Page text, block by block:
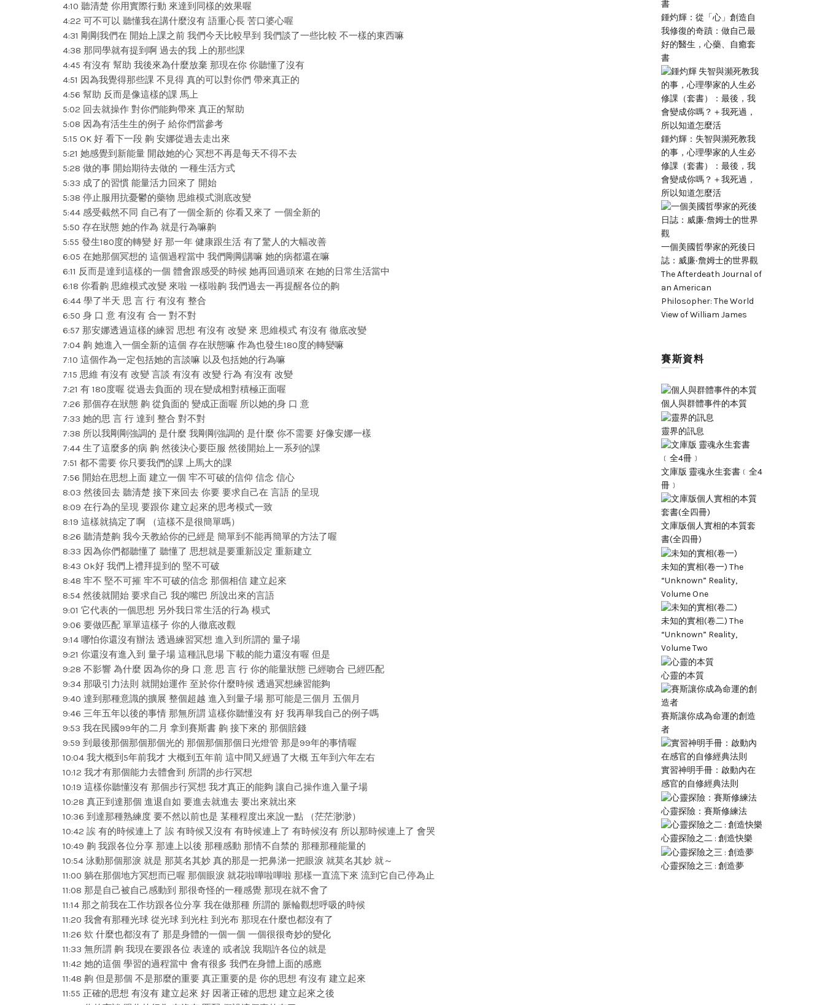
4:10 聽清楚 你用實際行動 來達到同樣的效果喔
4:22 可不可以 聽懂我在講什麼沒有 語重心長 苦口婆心喔
4:31 剛剛我們在 開始上課之前 我們今天比較早到 我們談了一些比較 不一樣的東西嘛
4:38 那同學就有提到啊 過去的我 上的那些課
4:45 有沒有 幫助 我後來為什麼放棄 那現在你 你聽懂了沒有
4:51 因為我覺得那些課 不見得 真的可以對你們 帶來真正的
4:56 幫助 反而是像這樣的課 馬上
5:02 回去就操作 對你們能夠帶來 真正的幫助
5:08 因為有活生生的例子 給你們當參考
5:15 OK 好 看下一段 齁 安娜從過去走出來
5:21 她感覺到新能量 開啟她的心 冥想不再是每天不得不去
5:28 做的事 開始期待去做的 一種生活方式
5:33 成了的習慣 能量活力回來了 開始
5:38 停止服用抗憂鬱的藥物 思維模式測底改變
5:44 感受截然不同 自己有了一個全新的 你看又來了 一個全新的
5:50 存在狀態 她的作為 就是行為嘛齁
5:55 發生180度的轉變 好 那一年 健康跟生活 有了驚人的大幅改善
6:05 在她那個冥想的 這個過程當中 我們剛剛講嘛 她的病都還在嘛
6:11 反而是達到這樣的一個 體會跟感受的時候 她再回過頭來 在她的日常生活當中
6:18 你看齁 思維模式改變 來啦 一樣啦齁 我們過去一再提醒各位的齁
6:44 學了半天 思 言 行 有沒有 整合
6:50 身 口 意 有沒有 合一 對不對
6:57 那安娜透過這樣的練習 思想 有沒有 改變 來 思維模式 有沒有 徹底改變
7:04 齁 她進入一個全新的這個 存在狀態嘛 作為也發生180度的轉變嘛
7:10 這個作為一定包括她的言談嘛 以及包括她的行為嘛
7:15 思維 有沒有 改變 言談 有沒有 改變 行為 有沒有 改變
7:21 有 180度喔 從過去負面的 現在變成相對積極正面喔
7:26 那個存在狀態 齁 從負面的 變成正面喔 所以她的身 口 意
7:33 她的思 言 行 達到 整合 對不對
7:38 所以我剛剛強調的 是什麼 我剛剛強調的 是什麼 你不需要 好像安娜一樣
7:44 生了這麼多的病 齁 然後決心要臣服 然後開始上一系列的課
7:51 都不需要 你只要我們的課 上馬大的課
7:56 開始在思想上面 建立一個 牢不可破的信仰 信念 信心
8:03 然後回去 聽清楚 接下來回去 你要 要求自己在 言語 的呈現
8:09 在行為的呈現 要跟你 建立起來的思考模式一致
8:19 這樣就搞定了啊 （這樣不是很簡單嗎）
8:26 聽清楚齁 我今天教給你的已經是 簡單到不能再簡單的方法了喔
8:33 因為你們都聽懂了 聽懂了 思想就是要重新設定 重新建立
8:43 Ok好 我們上禮拜提到的 堅不可破
8:48 牢不 堅不可摧 牢不可破的信念 那個相信 建立起來
8:54 然後就開始 要求自己 我的嘴巴 所說出來的言語
9:01 它代表的一個思想 另外我日常生活的行為 模式
9:06 要做匹配 單單這樣子 你的人徹底改觀
9:14 哪怕你還沒有辦法 透過練習冥想 進入到所謂的 量子場
9:21 你還沒有進入到 量子場 這種訊息場 下載的能力還沒有喔 但是
9:28 不影響 為什麼 因為你的身 口 意 思 言 行 你的能量狀態 已經吻合 已經匹配
9:34 那吸引力法則 就開始運作 至於你什麼時候 透過冥想練習能夠
9:40 達到那種意識的擴展 整個超越 進入到量子場 那可能是三個月 五個月
9:46 三年五年以後的事情 那無所謂 這樣你聽懂沒有 好 我再舉我自己的例子嗎
9:53 我在民國99年的二月 拿到賽斯書 齁 接下來的 那個賠錢
9:59 到最後那個那個那個光的 那個那個那個日光燈管 那是99年的事情喔
10:04 我大概到5年前我才 大概到五年前 這中間又經過了大概 五年到六年左右
10:12 我才有那個能力去體會到 所謂的步行冥想
10:19 這樣你聽懂沒有 那個步行冥想 我才真正的能夠 讓自己操作進入量子場
10:28 真正到達那個 進退自如 要進去就進去 要出來就出來
10:36 到達那種熟練度 要不然以前也是 某種程度出來說一點 （茫茫渺渺）
10:42 誒 有的時候連上了 誒 有時候又沒有 有時候連上了 有時候沒有 所以那時候連上了 會哭
10:49 齁 我跟各位分享 那連上以後 那種感動 那情不自禁的 那種那種能量的
10:54 泳動那個那淚 就是 那莫名其妙 真的那是一把鼻涕一把眼淚 就莫名其妙 就～
11:00 躺在那個地方冥想而已喔 那個眼淚 就花啦嘩啦嘩啦 那樣一直流下來 流到它自己停為止
11:08 那是自己被自己感動到 那很奇怪的一種感覺 那現在就不會了
11:14 那之前我在工作坊跟各位分享 我在做那種 所謂的 脈輪觀想呼吸的時候
11:20 我會有那種光球 從光球 到光柱 到光布 那現在什麼也都沒有了
11:26 欸 什麼也都沒有了 那是身體的一個一個 一個很很奇妙的變化
11:33 無所謂 齁 我現在要跟各位 表達的 或者說 我期許各位的就是
11:42 她的這個 學習的過程當中 會有很多 我們在身體上面的感應
11:48 齁 但是那個 不是那麼的重要 真正重要的是 你的思想 有沒有 建立起來
11:55 正確的思想 有沒有 建立起來 好 因著正確的思想 建立起來之後
鍾灼輝：從「心」創造自
我修復的奇蹟：做自己最
好的醫生，心藥、自癒套
書
鍾灼輝：失智與瀕死教我
的事，心理學家的人生必
修課（套書）：最後，我
會變成你嗎？＋我死過，
所以知道怎麼活
一個美國哲學家的死後日
誌：威廉‧詹姆士的世界觀
The Afterdeath Journal of
an American
Philosopher: The World
View of William James
賽斯資料
個人與群體事件的本質
靈界的訊息
文庫版 靈魂永生套書﹝全4
冊﹞
文庫版個人實相的本質套
書(全四冊)
未知的實相(卷一) The
“Unknown” Reality,
Volume One
未知的實相(卷二) The
“Unknown” Reality,
Volume Two
心靈的本質
賽斯讓你成為命運的創造
者
實習神明手冊：啟動內在
感官的自修經典法則
心靈探險：賽斯修練法
心靈探險之二 : 創造快樂
心靈探險之三 : 創造夢